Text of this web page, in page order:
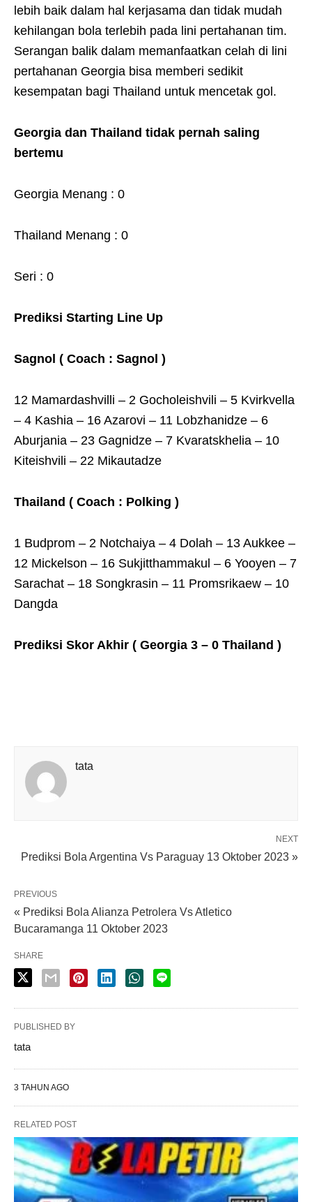
lebih baik dalam hal kerjasama dan tidak mudah
kehilangan bola terlebih pada lini pertahanan tim.
Serangan balik dalam memanfaatkan celah di lini
pertahanan Georgia bisa memberi sedikit
kesempatan bagi Thailand untuk mencetak gol.
Georgia dan Thailand tidak pernah saling
bertemu
Georgia Menang : 0
Thailand Menang : 0
Seri : 0
Prediksi Starting Line Up
Sagnol ( Coach : Sagnol )
12 Mamardashvilli – 2 Gocholeishvili – 5 Kvirkvella
– 4 Kashia – 16 Azarovi – 11 Lobzhanidze – 6
Aburjania – 23 Gagnidze – 7 Kvaratskhelia – 10
Kiteishvili – 22 Mikautadze
Thailand ( Coach : Polking )
1 Budprom – 2 Notchaiya – 4 Dolah – 13 Aukkee –
12 Mickelson – 16 Sukjitthammakul – 6 Yooyen – 7
Sarachat – 18 Songkrasin – 11 Promsrikaew – 10
Dangda
Prediksi Skor Akhir ( Georgia 3 – 0 Thailand )
tata
NEXT
Prediksi Bola Argentina Vs Paraguay 13 Oktober 2023 »
PREVIOUS
« Prediksi Bola Alianza Petrolera Vs Atletico
Bucaramanga 11 Oktober 2023
SHARE
PUBLISHED BY
tata
3 TAHUN AGO
RELATED POST